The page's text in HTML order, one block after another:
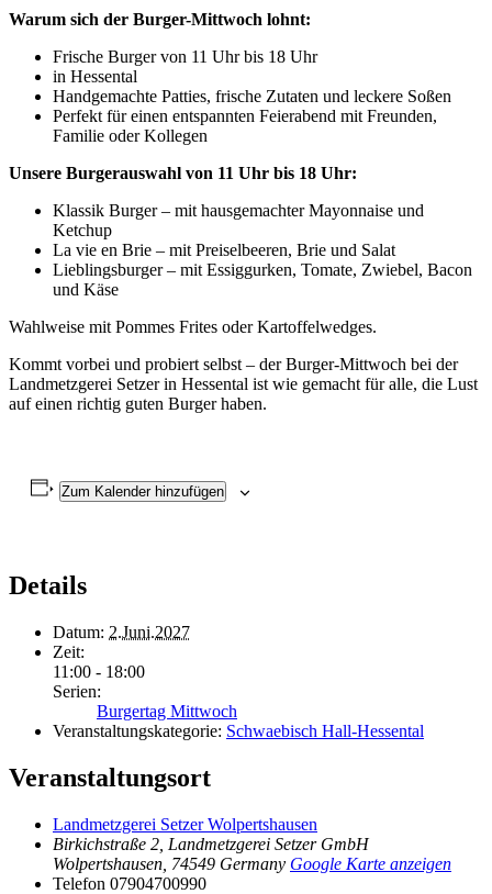
Warum sich der Burger-Mittwoch lohnt:
Frische Burger von 11 Uhr bis 18 Uhr
in Hessental
Handgemachte Patties, frische Zutaten und leckere Soßen
Perfekt für einen entspannten Feierabend mit Freunden,
Familie oder Kollegen
Unsere Burgerauswahl von 11 Uhr bis 18 Uhr:
Klassik Burger – mit hausgemachter Mayonnaise und
Ketchup
La vie en Brie – mit Preiselbeeren, Brie und Salat
Lieblingsburger – mit Essiggurken, Tomate, Zwiebel, Bacon
und Käse
Wahlweise mit Pommes Frites oder Kartoffelwedges.
Kommt vorbei und probiert selbst – der Burger-Mittwoch bei der
Landmetzgerei Setzer in Hessental ist wie gemacht für alle, die Lust
auf einen richtig guten Burger haben.
Zum Kalender hinzufügen
Details
Datum: 2.Juni.2027
Zeit:
11:00 - 18:00
Serien:
Burgertag Mittwoch
Veranstaltungskategorie: Schwaebisch Hall-Hessental
Veranstaltungsort
Landmetzgerei Setzer Wolpertshausen
Birkichstraße 2, Landmetzgerei Setzer GmbH
Wolpertshausen 74549 Germany Google Karte anzeigen
Telefon 07904700990